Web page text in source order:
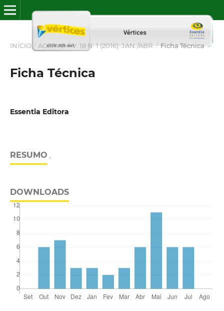
INÍCIO / ACERVO / V. 18 N. 1 (2016): JAN./ABR. / Ficha Técnica
Ficha Técnica
Essentia Editora
RESUMO .
DOWNLOADS